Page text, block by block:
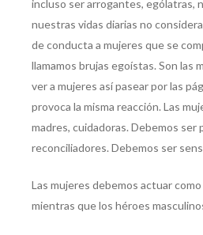
incluso ser arrogantes, ególatras,
nuestras vidas diarias no
de conducta a mujeres que se
llamamos brujas egoístas. Son las
ver a mujeres así pasear por las
provoca la misma reacción. Las
madres, cuidadoras. Debemos ser
reconciliadores. Debemos ser
Las mujeres debemos actuar
mientras que los héroes